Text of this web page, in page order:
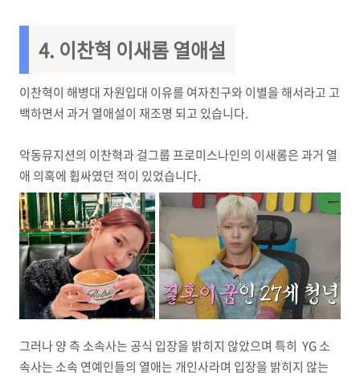
4. 이찬혁 이새롬 열애설
이찬혁이 해병대 자원입대 이유를 여자친구와 이별을 해서라고 고
백하면서 과거 열애설이 재조명 되고 있습니다.
악동뮤지션의 이찬혁과 걸그룹 프로미스나인의 이새롬은 과거 열
애 의혹에 휩싸였던 적이 있었습니다.
그러나 양 측 소속사는 공식 입장을 밝히지 않았으며 특히 YG 소
속사는 소속 연예인들의 열애는 개인사라며 입장을 밝히지 않는